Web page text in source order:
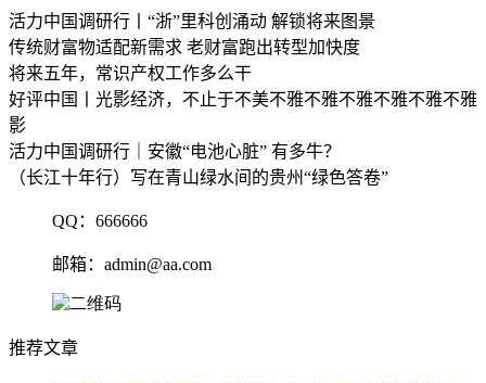
活力中国调研行丨“浙”里科创涌动 解锁将来图景
传统财富物适配新需求 老财富跑出转型加快度
将来五年，常识产权工作多么干
好评中国丨光影经济，不止于不美不雅不雅不雅不雅不雅不雅
影
活力中国调研行｜安徽“电池心脏” 有多牛？
（长江十年行）写在青山绿水间的贵州“绿色答卷”
QQ：666666
邮箱：admin@aa.com
推荐文章